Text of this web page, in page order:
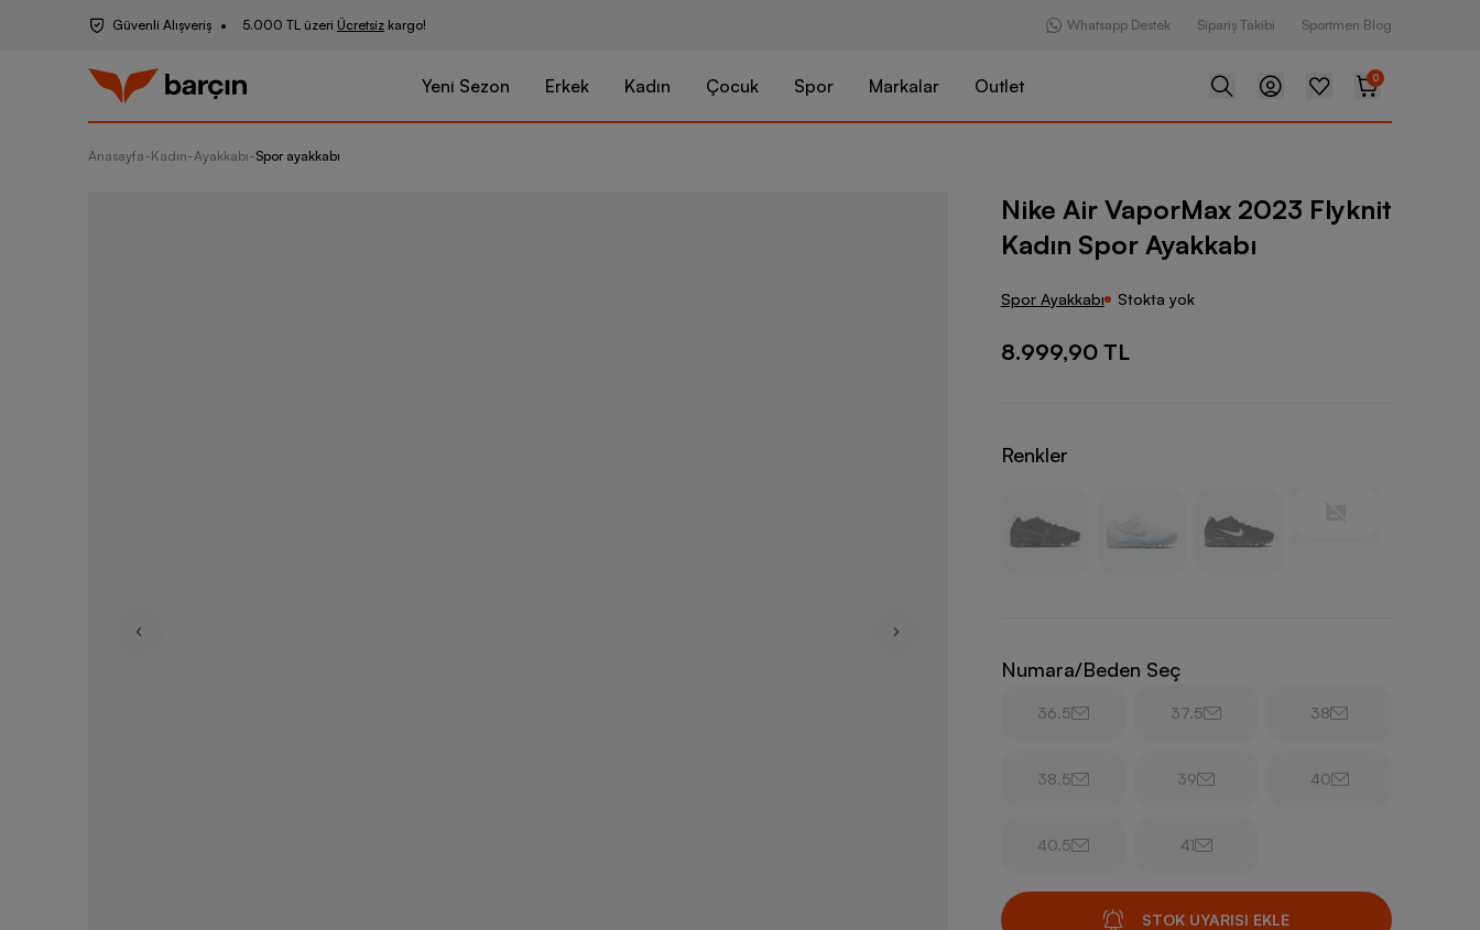
Güvenli Alışveriş 5.000 TL üzeri Ücretsiz kargo! Whatsapp Destek Sipariş Takibi Sportmen Blog
Yeni Sezon Erkek Kadın Çocuk Spor Markalar Outlet 0
Anasayfa-Kadın-Ayakkabı-Spor ayakkabı
Nike Air VaporMax 2023 Flyknit Kadın Spor Ayakkabı
Nike Air VaporMax 2023 Flyknit
Kadın Spor Ayakkabı
Spor Ayakkabı Stokta yok
8.999,90 TL
Renkler
Numara/Beden Seç
36.5 37.5 38
38.5 39 40
40.5 41
STOK UYARISI EKLE